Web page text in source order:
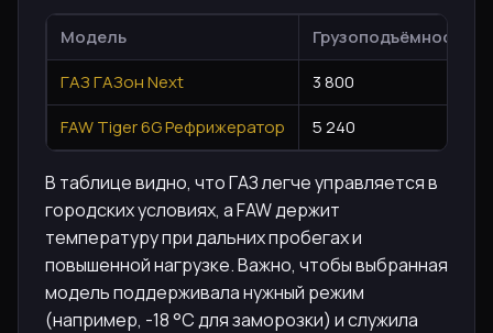
Модель
Грузоподъёмность /
ГАЗ ГАЗон Next
3 800
FAW Tiger 6G Рефрижератор
5 240
В таблице видно, что ГАЗ легче управляется в
городских условиях, а FAW держит
температуру при дальних пробегах и
повышенной нагрузке. Важно, чтобы выбранная
модель поддерживала нужный режим
(например, -18 °C для заморозки) и служила